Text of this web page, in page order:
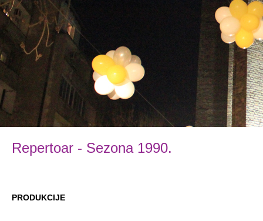
Repertoar - Sezona 1990.
PRODUKCIJE